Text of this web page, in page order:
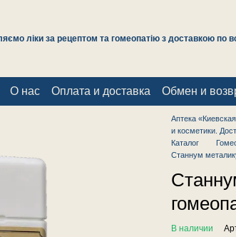
ліки за рецептом та гомеопатію з доставкою по
О нас Оплата и доставка Обмен и
Аптека
и косметики.
Каталог
Станнум
В наличии